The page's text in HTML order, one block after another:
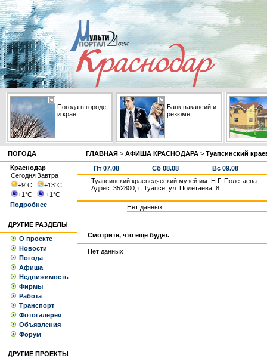
Погода в городе
и крае
Банк вакансий и
резюме
ПОГОДА
Краснодар
СегодняЗавтра
+9°С +13°С
+1°С +1°С
Подробнее
ДРУГИЕ РАЗДЕЛЫ
О проекте
Новости
Погода
Афиша
Недвижимость
Фирмы
Работа
Транспорт
Фотогалерея
Объявления
Форум
ДРУГИЕ ПРОЕКТЫ
ГЛАВНАЯ > АФИША КРАСНОДАРА > Туапсинский
Пт 07.08 Сб 08.08
Вс 09.08
Туапсинский краеведческий музей им. Н.Г. Полетаева
Адрес: 352800, г. Туапсе, ул. Полетаева, 8
Нет данных
Смотрите, что еще будет.
Нет данных